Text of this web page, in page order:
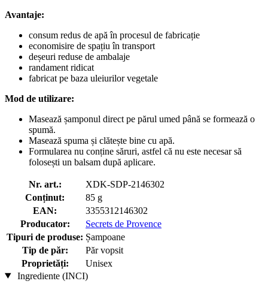
Avantaje:
consum redus de apă în procesul de fabricație
economisire de spațiu în transport
deșeuri reduse de ambalaje
randament ridicat
fabricat pe baza uleiurilor vegetale
Mod de utilizare:
Masează șamponul direct pe părul umed până se formează o
spumă.
Masează spuma și clătește bine cu apă.
Formularea nu conține săruri, astfel că nu este necesar să
folosești un balsam după aplicare.
Nr. art.:
XDK-SDP-2146302
Conținut:
85 g
EAN:
3355312146302
Producator:
Secrets de Provence
Tipuri de produse: Șampoane
Tip de păr:
Păr vopsit
Proprietăți:
Unisex
Ingrediente (INCI)